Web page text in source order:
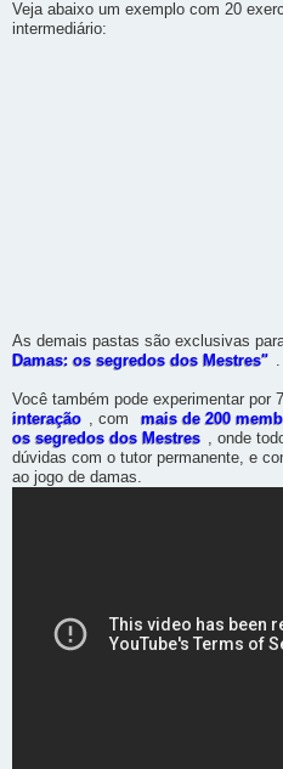
Veja abaixo um exemplo com 20
intermediário:
As demais pastas são exclusivas
Damas: os segredos dos Mestres" .
Você também pode experimentar por
interação , com mais de 200
os segredos dos Mestres , onde
dúvidas com o tutor permanente, e
ao jogo de damas.